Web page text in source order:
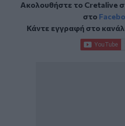
Ακολουθήστε το Cretalive
στο
Κάντε εγγραφή στο